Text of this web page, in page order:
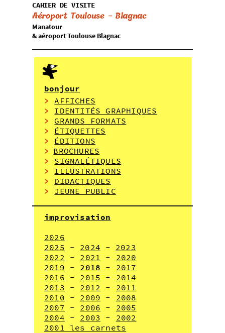
CAHIER DE VISITE
Aéroport Toulouse - Blagnac
Manatour
& aéroport Toulouse Blagnac
bonjour
>
AFFICHES
>
IDENTITÉS GRAPHIQUES
>
GRANDS FORMATS
>
ÉTIQUETTES
>
ÉDITIONS
> BROCHURES
>
SIGNALÉTIQUES
>
ILLUSTRATIONS
>
DIDACTIQUES
>
JEUNE PUBLIC
improvisation
2026
2025 - 2024 - 2023
2022 - 2021 - 2020
2019 - 2018 - 2017
2016 - 2015 - 2014
2013 - 2012 - 2011
2010 - 2009 - 2008
2007 - 2006 - 2005
2004 - 2003 - 2002
2001 les carnets